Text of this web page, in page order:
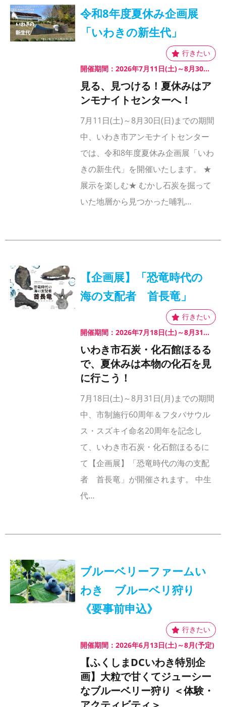
令和8年度夏休み企画展
「いわきの新生代」
開催期間：2026年7月11日(土)～8月30日(日)
見る、見つける！夏休みはア
ンモナイトセンターへ！
7月11日(土)～8月30日(日)までの期間
中、いわき市アンモナイトセンター
では、令和8年度夏休み企画展「いわ
きの新生代」を開催いたします。 ★
展示を楽しむ★ むかし石炭を掘って
いた地層から見つかった哺乳…
【企画展】「恐竜時代の
海の支配者 首長竜」
開催期間：2026年7月18日(土)～8月31日(月)
いわき市石炭・化石館ほるる
で、夏休みは本物の化石を見
に行こう！
7月18日(土)～8月31日(月)までの期間
中、市制施行60周年＆フタバサウル
ス・スズキイ命名20周年を記念し
て、いわき市石炭・化石館ほるるに
て【企画展】「恐竜時代の海の支配
者 首長竜」が開催されます。 中生
代…
ブルーベリーファームい
わき ブルーベリ狩り
《要事前申込》
開催期間：2026年6月13日(土)～8月(予定)
【ふくしまDCいわき特別企
画】大粒で甘くてジューシー
なブルーベリー狩り ＜体験・